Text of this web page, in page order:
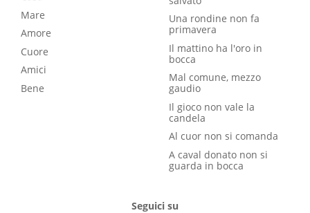
Mare
Amore
Cuore
Amici
Bene
Una rondine non fa
primavera
Il mattino ha l'oro in
bocca
Mal comune, mezzo
gaudio
Il gioco non vale la
candela
Al cuor non si comanda
A caval donato non si
guarda in bocca
Seguici su